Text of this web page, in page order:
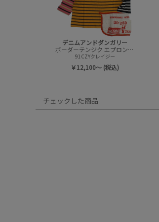
デニムアンドダンガリー
ボーダーテンジク エプロンツキ L/S TEE(8分袖)
91CZYクレイジー
￥12,100～ (税込)
チェックした商品